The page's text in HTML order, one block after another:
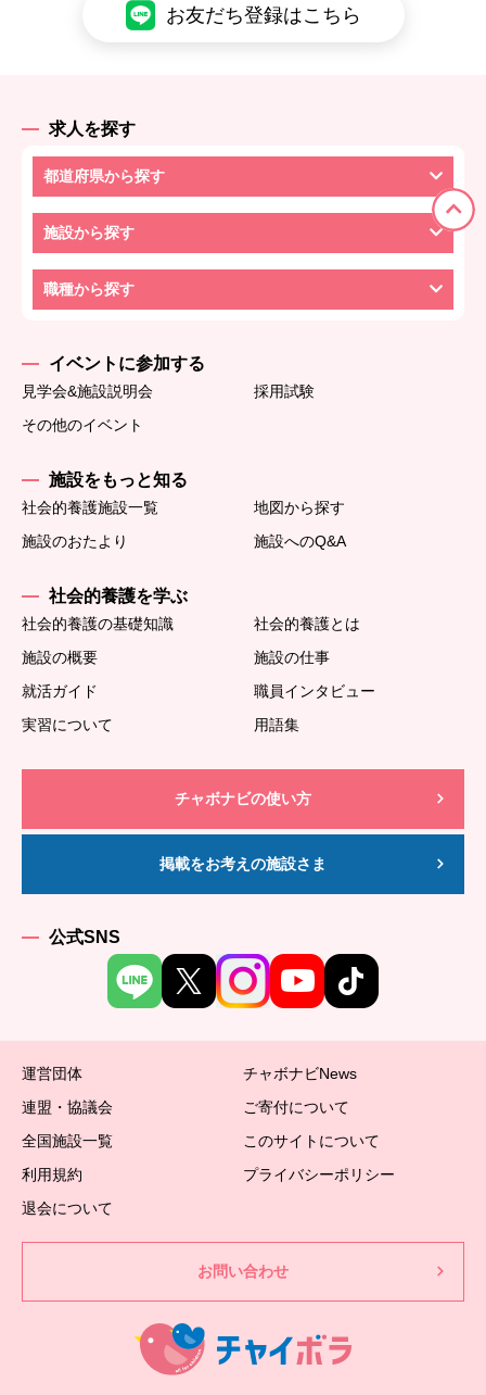
お友だち登録はこちら
求人を探す
都道府県から探す
施設から探す
職種から探す
イベントに参加する
見学会&施設説明会
採用試験
その他のイベント
施設をもっと知る
社会的養護施設一覧
地図から探す
施設のおたより
施設へのQ&A
社会的養護を学ぶ
社会的養護の基礎知識
社会的養護とは
施設の概要
施設の仕事
就活ガイド
職員インタビュー
実習について
用語集
チャボナビの使い方
掲載をお考えの施設さま
公式SNS
運営団体
チャボナビNews
連盟・協議会
ご寄付について
全国施設一覧
このサイトについて
利用規約
プライバシーポリシー
退会について
お問い合わせ